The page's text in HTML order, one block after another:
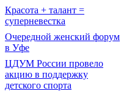
Красота + талант =
суперневестка
Очередной женский форум
в Уфе
ЦДУМ России провело
акцию в поддержку
детского спорта